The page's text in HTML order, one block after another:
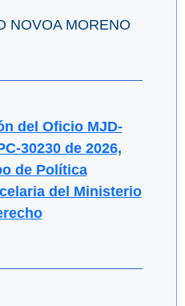
NOVOA MORENO
del Oficio MJD-
30230 de 2026,
de Política
del Ministerio